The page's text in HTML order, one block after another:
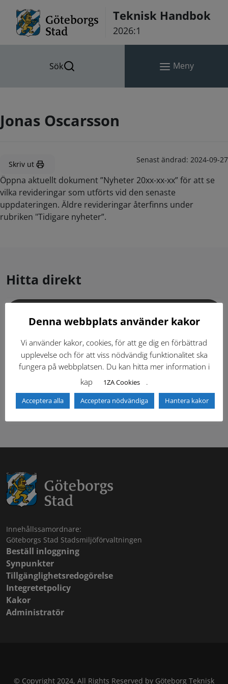
Teknisk Handbok
2026:1
Sök Meny
Jonas Oscarsson
Skriv ut Senast ändrad: 2024-09-27
Öppna aktuellt dokument ”Nyheter 20xx-xx-xx” för att se
vilka revideringar som utförts vid den senaste
uppdateringen. Äldre revideringar återfinns under
rubriken "Tidigare nyheter”.
Hitta direkt
Dokumentbibliotek Kontaktlista
Tidigare versioner Nyheter
Säkerhetsordningen
Innehållssamordnare:
Göteborgs Stad Stadsmiljöförvaltningen
Beställ inloggning
Synpunkter
Tillgänglighetsredogörelse
Integretetpolicy
Kakor
Administratör
© Copyright 2024, All Rights Reserved by Göteborg Teknisk
Denna webbplats använder kakor
Vi använder kakor, cookies, för att ge dig en förbättrad
upplevelse och för att viss nödvändig funktionalitet ska
fungera på webbplatsen. Du kan hitta mer information i
kap
1ZA Cookies .
Acceptera alla Acceptera nödvändiga Hantera kakor